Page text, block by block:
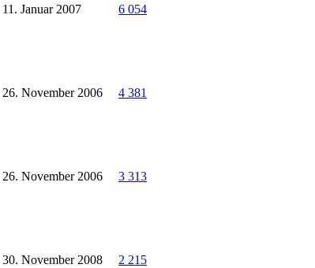
11. Januar 2007 6 054
26. November 2006 4 381
26. November 2006 3 313
30. November 2008 2 215